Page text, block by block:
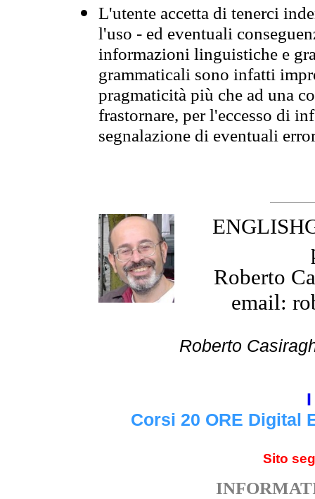
L'utente accetta di tenerci
l'uso - ed eventuali
informazioni linguistiche e
grammaticali sono infatti
pragmaticità più che ad una
frastornare, per l'eccesso di
segnalazione di eventuali
Roberto
email:
Roberto
Corsi 20 ORE Digital
Sito